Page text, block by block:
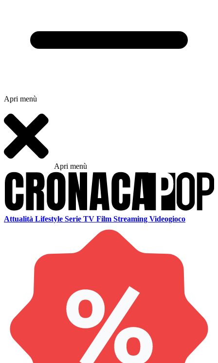
Apri menù
Apri menù
Attualità Lifestyle Serie TV Film Streaming Videogioco